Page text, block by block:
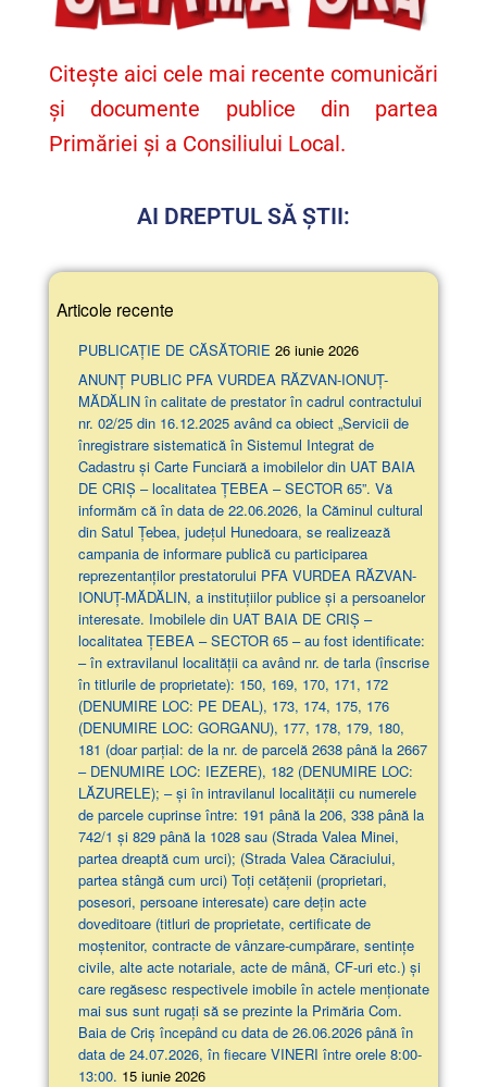
Citește aici cele mai recente comunicări
și documente publice din partea
Primăriei și a Consiliului Local.
AI DREPTUL SĂ ȘTII:
Articole recente
PUBLICAȚIE DE CĂSĂTORIE 26 iunie 2026
ANUNŢ PUBLIC PFA VURDEA RĂZVAN-IONUȚ-
MĂDĂLIN în calitate de prestator în cadrul contractului
nr. 02/25 din 16.12.2025 având ca obiect „Servicii de
înregistrare sistematică în Sistemul Integrat de
Cadastru și Carte Funciară a imobilelor din UAT BAIA
DE CRIȘ – localitatea ȚEBEA – SECTOR 65”. Vă
informăm că în data de 22.06.2026, la Căminul cultural
din Satul Țebea, județul Hunedoara, se realizează
campania de informare publică cu participarea
reprezentanților prestatorului PFA VURDEA RĂZVAN-
IONUȚ-MĂDĂLIN, a instituțiilor publice și a persoanelor
interesate. Imobilele din UAT BAIA DE CRIȘ –
localitatea ȚEBEA – SECTOR 65 – au fost identificate:
– în extravilanul localităţii ca având nr. de tarla (înscrise
în titlurile de proprietate): 150, 169, 170, 171, 172
(DENUMIRE LOC: PE DEAL), 173, 174, 175, 176
(DENUMIRE LOC: GORGANU), 177, 178, 179, 180,
181 (doar parţial: de la nr. de parcelă 2638 până la 2667
– DENUMIRE LOC: IEZERE), 182 (DENUMIRE LOC:
LĂZURELE); – și în intravilanul localității cu numerele
de parcele cuprinse între: 191 până la 206, 338 până la
742/1 și 829 până la 1028 sau (Strada Valea Minei,
partea dreaptă cum urci); (Strada Valea Căraciului,
partea stângă cum urci) Toți cetățenii (proprietari,
posesori, persoane interesate) care dețin acte
doveditoare (titluri de proprietate, certificate de
moștenitor, contracte de vânzare-cumpărare, sentințe
civile, alte acte notariale, acte de mână, CF-uri etc.) și
care regăsesc respectivele imobile în actele menționate
mai sus sunt rugați să se prezinte la Primăria Com.
Baia de Criș începând cu data de 26.06.2026 până în
data de 24.07.2026, în fiecare VINERI între orele 8:00-
13:00. 15 iunie 2026